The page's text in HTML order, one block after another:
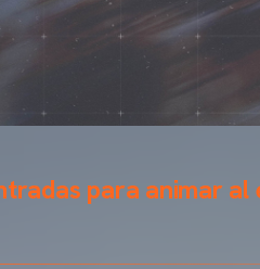
para animar al